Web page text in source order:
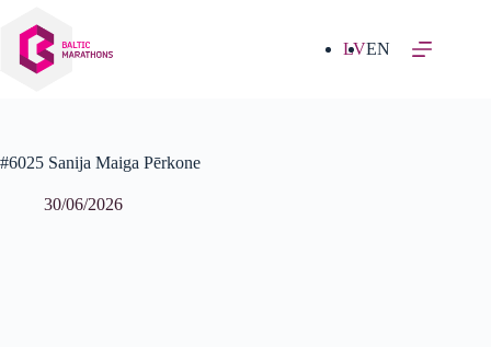
saturu
LVEN
#6025 Sanija Maiga Pērkone
30/06/2026